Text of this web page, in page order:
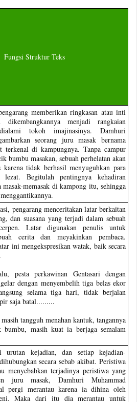
Fungsi Struktur Teks
memberikan ringkasan atau inti
menjadi rangkaian
tokoh imajinasinya. Damhuri
seorang juru masak bernama
terkenal di kampungnya. Tanpa campur
bumbu masakan, sebuah perhelatan akan
tidak berhasil menyuguhkan para
lezat. Begitulah pentingnya kehadiran
memasak di kampong itu, sehingga
pengarang menceritakan latar berkaitan
dan suasana yang terjadi dalam sebuah
Latar digunakan penulis untuk
cerita dan meyakinkan pembaca.
ini mengekspresikan watak, baik secara
pesta perkawinan Gentasari dengan
dengan menyembelih tiga belas ekor
selama tiga hari, tidak berjalan
saja batal.........
tangguh menahan kantuk, tangannya
bumbu, masih kuat ia berjaga semalam
urutan kejadian, dan setiap kejadian-
secara sebab akibat. Peristiwa
menyebabkan terjadinya peristiwa yang
juru masak, Damhuri Muhammad
pergi merantau karena ia dihina oleh
Maka dari itu dia merantau untuk